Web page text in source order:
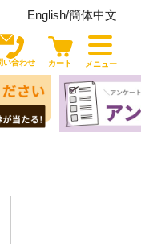
English/簡体中文
い合わせ カート メニュー